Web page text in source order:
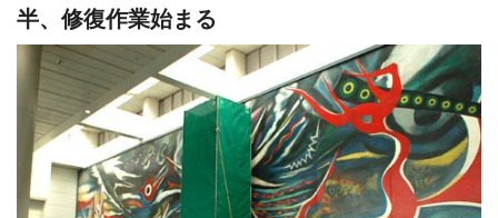
半、修復作業始まる